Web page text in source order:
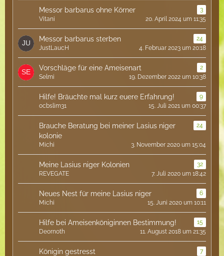
Messor barbarus ohne Körner
3
Vitani
20. April 2024 um 11:35
Messor barbarus sterben
24
JustLaucH
4. Februar 2023 um 20:18
Vorschläge für eine Ameisenart
2
Selmi
19. Dezember 2022 um 10:38
Hilfe! Bräuchte mal kurz euere Erfahrung!
9
ocbslim31
15. Juli 2021 um 00:37
Brauche Beratung bei meiner Lasius niger
kolonie
24
Michi 3. November 2020 um 15:04
Meine Lasius niger Kolonien
32
REVEGATE
7. Juli 2020 um 18:42
Neues Nest für meine Lasius niger
6
Michi
15. Juni 2020 um 10:11
Hilfe bei Ameisenköniginnen Bestimmung!
15
Deornoth
11. August 2018 um 21:35
Königin gestresst
7